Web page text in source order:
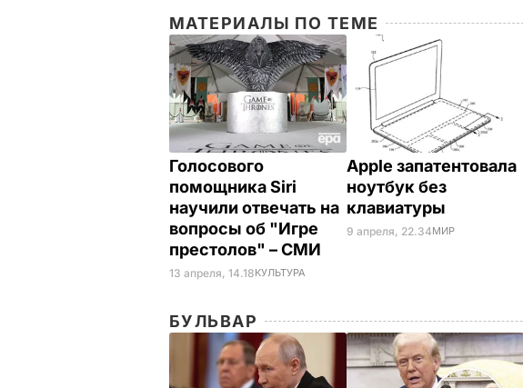
МАТЕРИАЛЫ ПО ТЕМЕ
Голосового
помощника Siri
научили отвечать на
вопросы об "Игре
престолов" – СМИ
13 апреля, 14.18КУЛЬТУРА
Apple запатентовала
ноутбук без
клавиатуры
9 апреля, 22.34МИР
БУЛЬВАР